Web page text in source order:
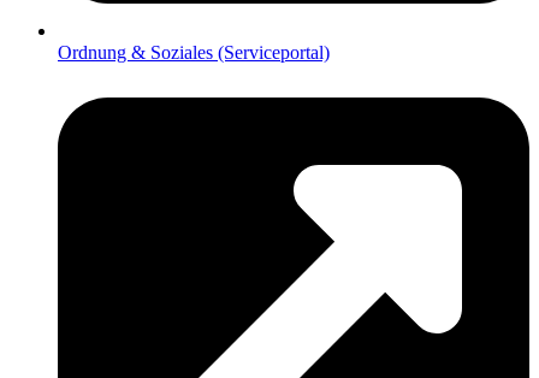
Ordnung & Soziales (Serviceportal)